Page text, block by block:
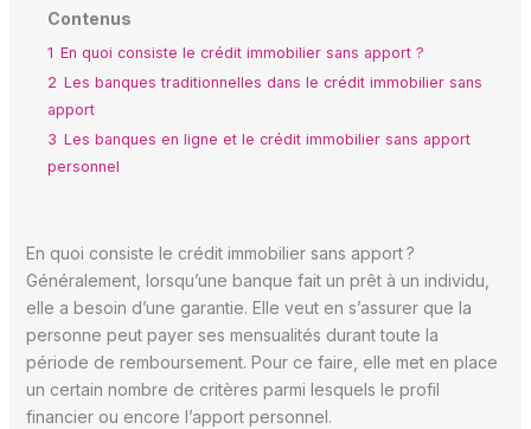
Contenus
1 En quoi consiste le crédit immobilier sans apport ?
2 Les banques traditionnelles dans le crédit immobilier sans
apport
3 Les banques en ligne et le crédit immobilier sans apport
personnel
En quoi consiste le crédit immobilier sans apport ?
Généralement, lorsqu’une banque fait un prêt à un individu,
elle a besoin d’une garantie. Elle veut en s’assurer que la
personne peut payer ses mensualités durant toute la
période de remboursement. Pour ce faire, elle met en place
un certain nombre de critères parmi lesquels le profil
financier ou encore l’apport personnel.